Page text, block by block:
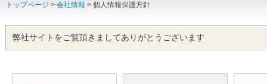
トップページ > 会社情報 > 個人情報保護方針
弊社サイトをご覧頂きましてありがとうございます